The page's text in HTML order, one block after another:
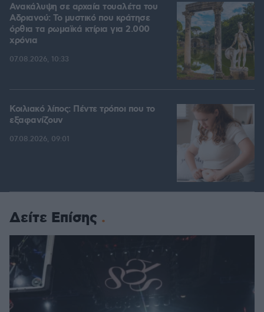
Ανακάλυψη σε αρχαία τουαλέτα του
Αδριανού: Το μυστικό που κράτησε
όρθια τα ρωμαϊκά κτίρια για 2.000
χρόνια
07.08.2026, 10:33
Κοιλιακό λίπος: Πέντε τρόποι που το
εξαφανίζουν
07.08.2026, 09:01
Δείτε Επίσης